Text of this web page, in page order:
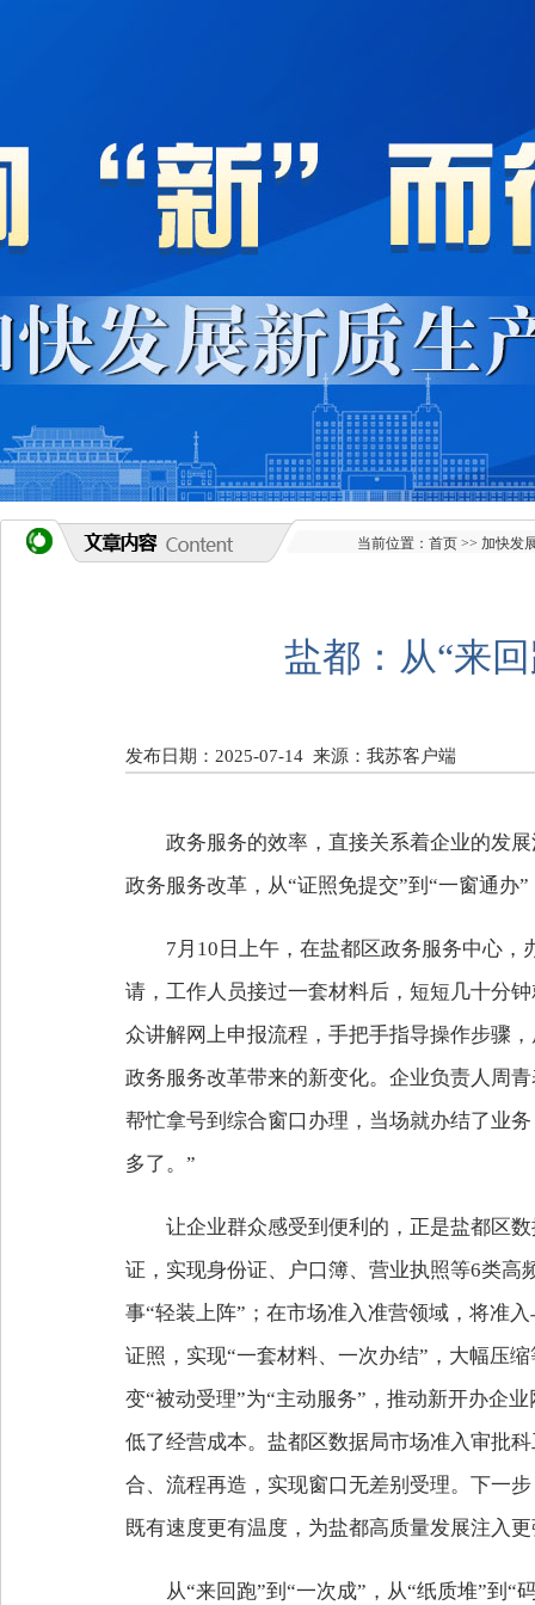
当前位置： 首页 >> 加快发
盐都：从“来
发布日期：2025-07-14 来源：我苏客户端
政务服务的效率，直接关系着企业的发
政务服务改革，从“证照免提交”到“一窗通办
7月10日上午，在盐都区政务服务中心
请，工作人员接过一套材料后，短短几十分
众讲解网上申报流程，手把手指导操作步骤
政务服务改革带来的新变化。企业负责人周
帮忙拿号到综合窗口办理，当场就办结了业
多了。”
让企业群众感受到便利的，正是盐都区
证，实现身份证、户口簿、营业执照等6类高
事“轻装上阵”；在市场准入准营领域，将准
证照，实现“一套材料、一次办结”，大幅压
变“被动受理”为“主动服务”，推动新开办企
低了经营成本。盐都区数据局市场准入审批
合、流程再造，实现窗口无差别受理。下一
既有速度更有温度，为盐都高质量发展注入
从“来回跑”到“一次成”，从“纸质堆”到